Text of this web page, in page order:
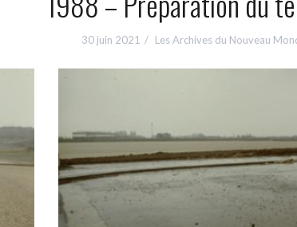
30 juin 2021 Les Archives du Nouveau